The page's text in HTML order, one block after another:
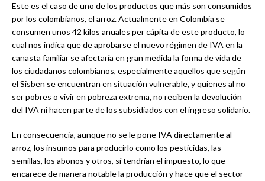
Este es el caso de uno de los productos que más son consumidos
por los colombianos, el arroz. Actualmente en Colombia se
consumen unos 42 kilos anuales per cápita de este producto, lo
cual nos indica que de aprobarse el nuevo régimen de IVA en la
canasta familiar se afectaría en gran medida la forma de vida de
los ciudadanos colombianos, especialmente aquellos que según
el Sisben se encuentran en situación vulnerable, y quienes al no
ser pobres o vivir en pobreza extrema, no reciben la devolución
del IVA ni hacen parte de los subsidiados con el ingreso solidario.
En consecuencia, aunque no se le pone IVA directamente al
arroz, los insumos para producirlo como los pesticidas, las
semillas, los abonos y otros, sí tendrían el impuesto, lo que
encarece de manera notable la producción y hace que el sector